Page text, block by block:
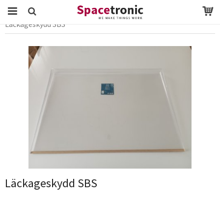
Startsida Webbutik
Tillbehör till Vitvaror
Läckageskydd SBS
Läckageskydd SBS